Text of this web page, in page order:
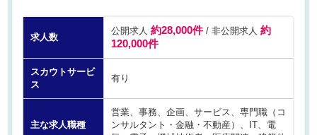
求人数
公開求人約28,000件 / 非公開求人約
120,000件
スカウトサービ
ス
有り
主な求人職種
営業、事務、企画、サービス、専門職（コ
ンサルタント・金融・不動産）、IT、電